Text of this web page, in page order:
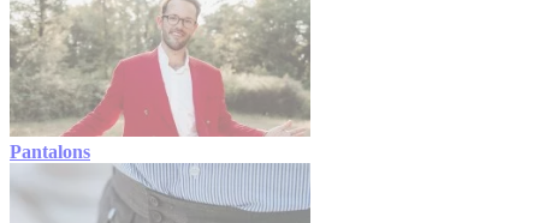
Pantalons